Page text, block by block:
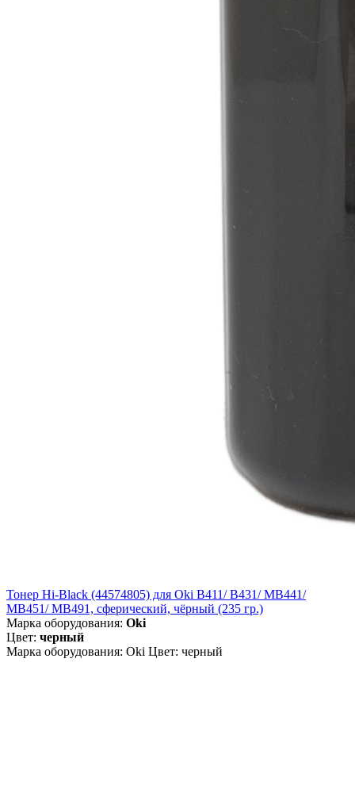
Тонер Hi-Black (44574805) для Oki B411/ B431/ MB441/
MB451/ MB491, сферический, чёрный (235 гр.)
Марка оборудования: Oki
Цвет: черный
Марка оборудования: Oki Цвет: черный